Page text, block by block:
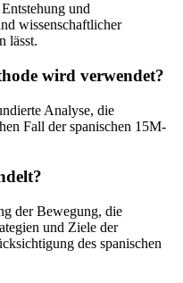
und
wissenschaftlicher
lässt.
wird verwendet?
Analyse, die
Fall der spanischen 15M-
der Bewegung, die
und Ziele der
des spanischen